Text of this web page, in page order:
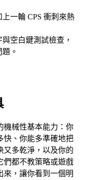
一輪 CPS 衝刺來熱
空白鍵測試檢查，
。
機械性基本能力：你
快、你能多準確地把
又多乾淨，以及你的
們都不教策略或遊戲
，讓你看到一個明